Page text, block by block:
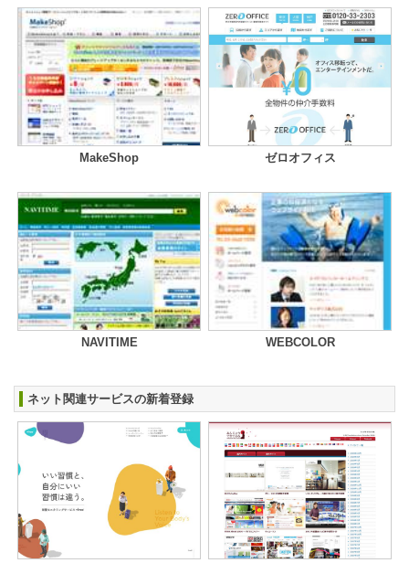
MakeShop ゼロオフィス
NAVITIME WEBCOLOR
ネット関連サービスの新着登録